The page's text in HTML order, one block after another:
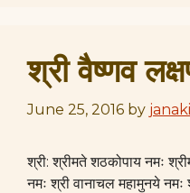
श्री वैष्णव
June 25, 2016 by
श्री: श्रीमते शठकोपाय नमः
नमः श्री वानाचल महामुनये